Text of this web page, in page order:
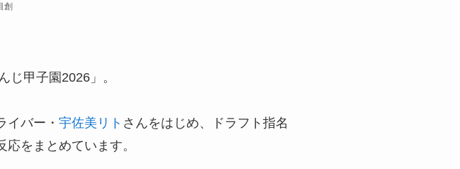
創
じ甲子園2026」。
イバー・ 宇佐美リト さんをはじめ、ドラフト指名
をまとめています。